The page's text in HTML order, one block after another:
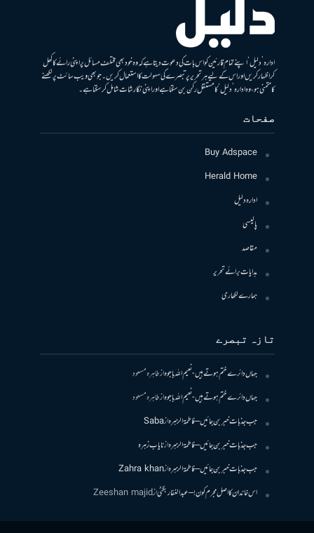
ادارہ ’دلیل‘ اپنے تمام قارئین کو اس بات کی دعوت دیتا ہے کہ وہ خود بھی مختلف مسائل پر اپنی رائے کا کھل
کر اظہار کریں اور اس کے لیے ہر تحریر پر تبصرے کی سہولت کا استعمال کریں۔ جو بھی ویب سائٹ پر لکھنے
کا متمنی ہو، وہ ادارہ ’دلیل‘ کا مستقل رکن بن سکتا ہے اور اپنی نگارشات شامل کرسکتا ہے۔
صفحات
Buy Adspace
Herald Home
ادارہ دلیل
پالیسی
مقاصد
ہدایات برائے تحریر
ہمارے لکھاری
تازہ تبصرے
جہاں دائرے ختم ہوتے ہیں- نعیم اللہ باجوہازطاہرہ مسعود
جہاں دائرے ختم ہوتے ہیں- نعیم اللہ باجوہازطاہرہ مسعود
جب جذبات خبر بن جائیں – فاطمۃالزہرہازSaba
جب جذبات خبر بن جائیں – فاطمۃالزہرہازنایاب زہرہ
جب جذبات خبر بن جائیں – فاطمۃالزہرہازZahra khan
اس خاندان کا اصل مجرم کون! – عبدالغفار بگٹیازZeeshan majid